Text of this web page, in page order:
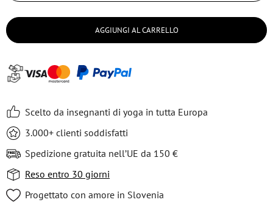
AGGIUNGI AL CARRELLO
Scelto da insegnanti di yoga in tutta Europa
3.000+ clienti soddisfatti
Spedizione gratuita nell’UE da 150 €
Reso entro 30 giorni
Progettato con amore in Slovenia